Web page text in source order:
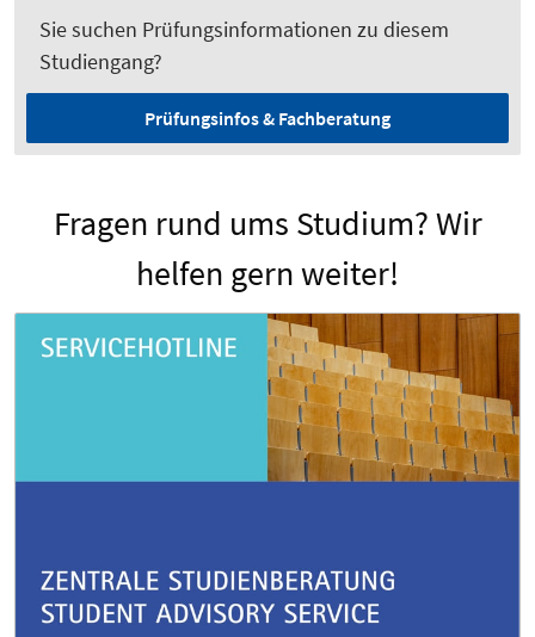
Sie suchen Prüfungsinformationen zu diesem
Studiengang?
Prüfungsinfos & Fachberatung
Fragen rund ums Studium? Wir
helfen gern weiter!